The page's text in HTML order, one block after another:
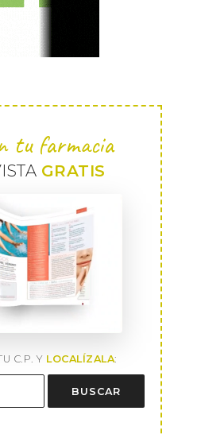
tu farmacia
GRATIS
C.P. Y LOCALÍZALA:
BUSCAR